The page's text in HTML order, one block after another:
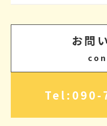
お問
Tel:090-